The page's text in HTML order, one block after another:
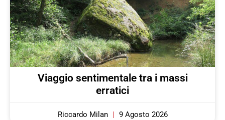
Viaggio sentimentale tra i massi
erratici
Riccardo Milan 9 Agosto 2026